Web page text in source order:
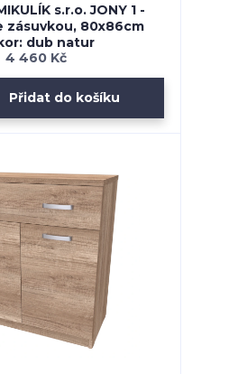
s.r.o. JONY 1 -
zásuvkou, 80x86cm
dub natur
4 460 Kč
Přidat do košíku